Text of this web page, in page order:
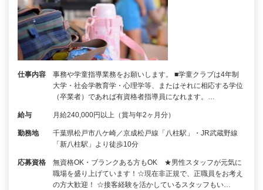
仕事内容
事務や学童指導業務をお願いします。 ■学童クラブは4年制
大学・社会学教育学・心理学等、またはそれに相応する学位
（卒業者）であれば有資格者指導員になれます。…
給与 月給240,000円以上（賞与年2ヶ月分）
勤務地
千葉県松戸市八ケ崎／京成松戸線「八柱駅」・JR武蔵野線
「新八柱駅」より徒歩10分
応募資格
無資格OK・ブランクある方もOK ★男性スタッフが元気に
職場を盛り上げています！☆現在非正規で、正職員をお考え
の方大歓迎！ ☆接客経験を活かしているスタッフもい…